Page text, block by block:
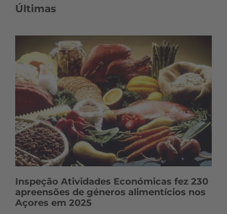
Últimas
Inspeção Atividades Económicas fez 230
apreensões de géneros alimentícios nos
Açores em 2025